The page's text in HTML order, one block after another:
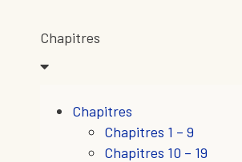
Chapitres
Chapitres
Chapitres 1 – 9
Chapitres 10 – 19